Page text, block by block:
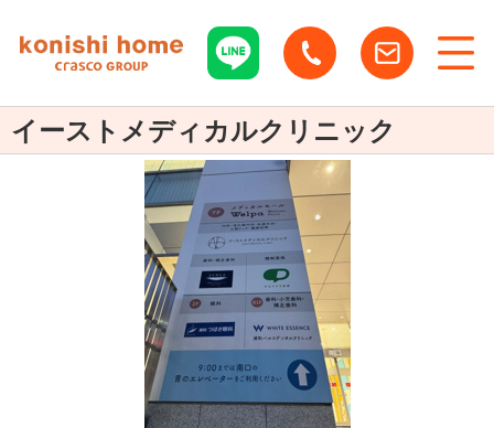
イーストメディカルクリニック